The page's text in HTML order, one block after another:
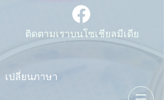
ติดตามเราบนโซเชียลมีเดีย
เปลี่ยนภาษา